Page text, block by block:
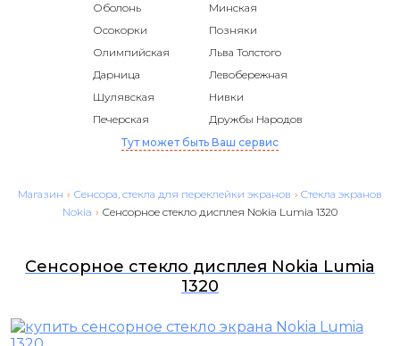
Оболонь
Минская
Осокорки
Позняки
Олимпийская
Льва Толстого
Дарница
Левобережная
Шулявская
Нивки
Печерская
Дружбы Народов
Тут может быть Ваш сервис
Магазин › Сенсора, стекла для переклейки экранов › Cтекла экранов
Nokia › Сенсорное стекло дисплея Nokia Lumia 1320
Сенсорное стекло дисплея Nokia Lumia
1320